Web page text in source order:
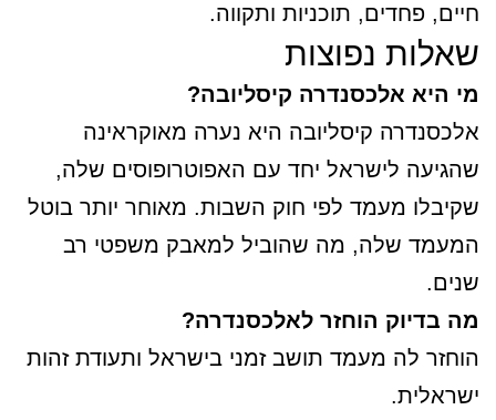
חיים, פחדים, תוכניות ותקווה.
שאלות נפוצות
מי היא אלכסנדרה קיסליובה?
אלכסנדרה קיסליובה היא נערה מאוקראינה
שהגיעה לישראל יחד עם האפוטרופוסים שלה,
שקיבלו מעמד לפי חוק השבות. מאוחר יותר בוטל
המעמד שלה, מה שהוביל למאבק משפטי רב
שנים.
מה בדיוק הוחזר לאלכסנדרה?
הוחזר לה מעמד תושב זמני בישראל ותעודת זהות
ישראלית.